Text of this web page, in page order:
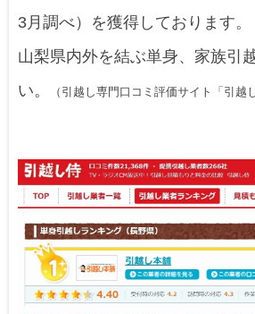
3月調べ）を獲得しております。
山梨県内外を結ぶ単身、家族引
い。
（引越し専門口コミ評価サイト「引越